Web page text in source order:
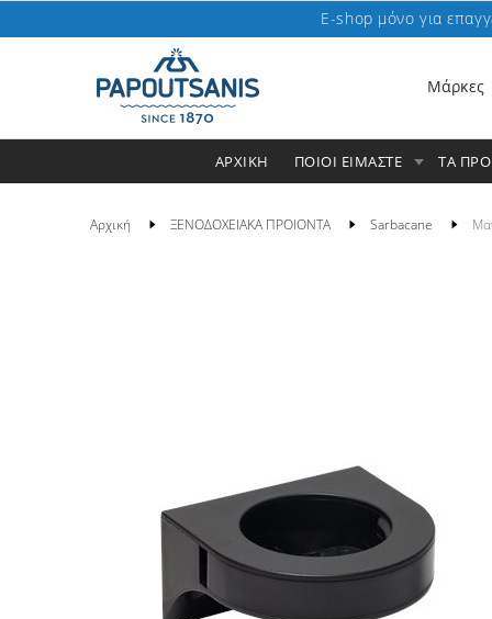
E-shop μόνο για
Μάρκες
ΑΡΧΙΚΗ ΠΟΙΟΙ ΕΙΜΑΣΤΕ ΤΑ
Αρχική ΞΕΝΟΔΟΧΕΙΑΚΑ ΠΡΟΙΟΝΤΑ Sarbacane